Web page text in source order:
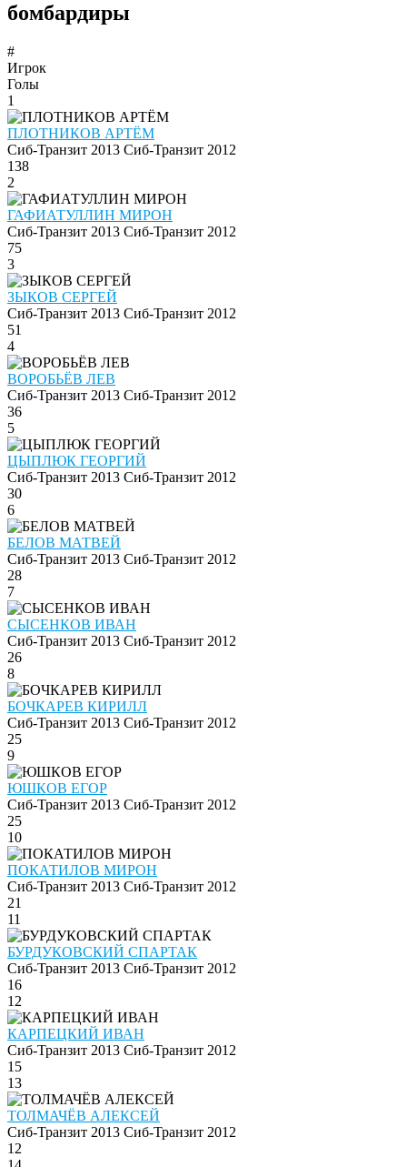
бомбардиры
#
Игрок
Голы
1
ПЛОТНИКОВ АРТЁМ
Сиб-Транзит 2013 Сиб-Транзит 2012
138
2
ГАФИАТУЛЛИН МИРОН
Сиб-Транзит 2013 Сиб-Транзит 2012
75
3
ЗЫКОВ СЕРГЕЙ
Сиб-Транзит 2013 Сиб-Транзит 2012
51
4
ВОРОБЬЁВ ЛЕВ
Сиб-Транзит 2013 Сиб-Транзит 2012
36
5
ЦЫПЛЮК ГЕОРГИЙ
Сиб-Транзит 2013 Сиб-Транзит 2012
30
6
БЕЛОВ МАТВЕЙ
Сиб-Транзит 2013 Сиб-Транзит 2012
28
7
СЫСЕНКОВ ИВАН
Сиб-Транзит 2013 Сиб-Транзит 2012
26
8
БОЧКАРЕВ КИРИЛЛ
Сиб-Транзит 2013 Сиб-Транзит 2012
25
9
ЮШКОВ ЕГОР
Сиб-Транзит 2013 Сиб-Транзит 2012
25
10
ПОКАТИЛОВ МИРОН
Сиб-Транзит 2013 Сиб-Транзит 2012
21
11
БУРДУКОВСКИЙ СПАРТАК
Сиб-Транзит 2013 Сиб-Транзит 2012
16
12
КАРПЕЦКИЙ ИВАН
Сиб-Транзит 2013 Сиб-Транзит 2012
15
13
ТОЛМАЧЁВ АЛЕКСЕЙ
Сиб-Транзит 2013 Сиб-Транзит 2012
12